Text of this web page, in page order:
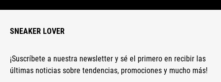
SNEAKER LOVER
¡Suscríbete a nuestra newsletter y sé el primero en recibir las
últimas noticias sobre tendencias, promociones y mucho más!